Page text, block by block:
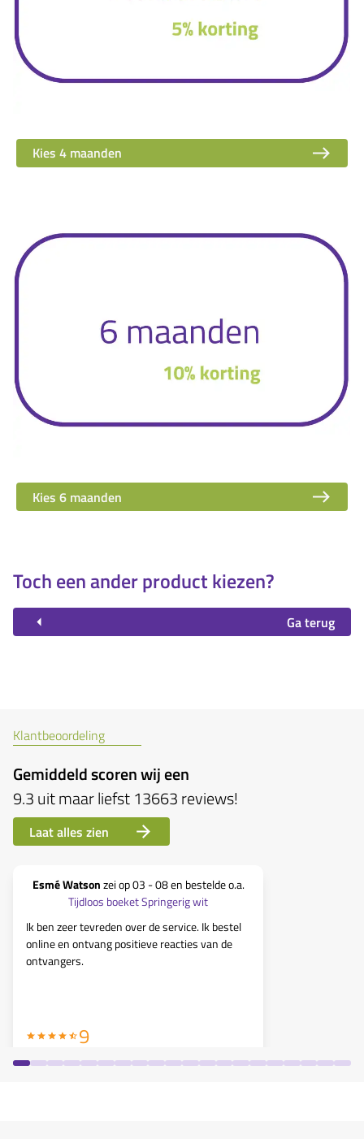
Kies 4 maanden
Kies 6 maanden
Toch een ander product kiezen?
Ga terug
Klantbeoordeling
Gemiddeld scoren wij een
9.3uit maar liefst13663reviews!
Laat alles zien
Esmé Watsonzei op03 - 08en bestelde o.a.
Tijdloos boeket Springerig wit
Ik ben zeer tevreden over de service. Ik bestel
online en ontvang positieve reacties van de
ontvangers.
9